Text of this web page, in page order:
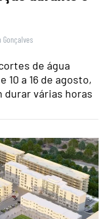
Gonçalves
de água
10 a 16 de agosto,
várias horas